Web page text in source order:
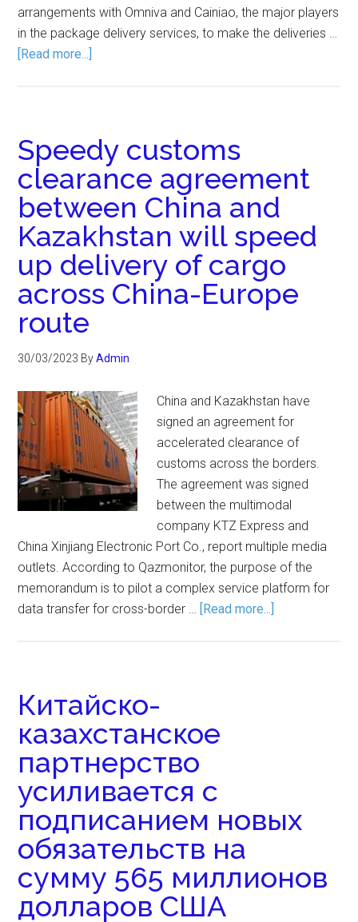
arrangements with Omniva and Cainiao, the major players
in the package delivery services, to make the deliveries …
[Read more...]
Speedy customs
clearance agreement
between China and
Kazakhstan will speed
up delivery of cargo
across China-Europe
route
30/03/2023 ByAdmin
China and Kazakhstan have
signed an agreement for
accelerated clearance of
customs across the borders.
The agreement was signed
between the multimodal
company KTZ Express and
China Xinjiang Electronic Port Co., report multiple media
outlets. According to Qazmonitor, the purpose of the
memorandum is to pilot a complex service platform for
data transfer for cross-border … [Read more...]
Китайско-
казахстанское
партнерство
усиливается с
подписанием новых
обязательств на
сумму 565 миллионов
долларов США